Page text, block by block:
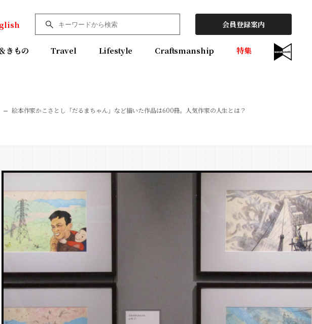
会員登録案内
きもの Travel Lifestyle Craftsmanship 特集
絵本作家かこさとし「だるまちゃん」など描いた作品は600冊。人気作家の人生とは？